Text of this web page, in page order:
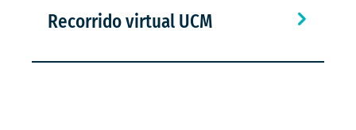
Recorrido virtual UCM